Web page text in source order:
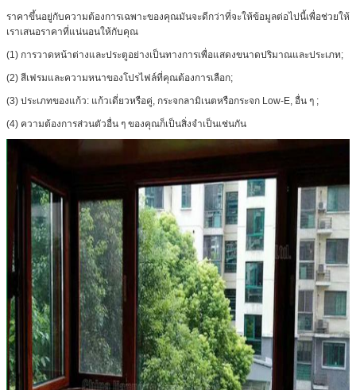
ราคาขึ้นอยู่กับความต้องการเฉพาะของคุณมันจะดีกว่าที่จะให้ข้อมูลต่อไปนี้เพื่อช่วยให้
เราเสนอราคาที่แน่นอนให้กับคุณ
(1) การวาดหน้าต่างและประตูอย่างเป็นทางการเพื่อแสดงขนาดปริมาณและประเภท;
(2) สีเฟรมและความหนาของโปรไฟล์ที่คุณต้องการเลือก;
(3) ประเภทของแก้ว: แก้วเดี่ยวหรือคู่, กระจกลามิเนตหรือกระจก Low-E, อื่น ๆ ;
(4) ความต้องการส่วนตัวอื่น ๆ ของคุณก็เป็นสิ่งจำเป็นเช่นกัน